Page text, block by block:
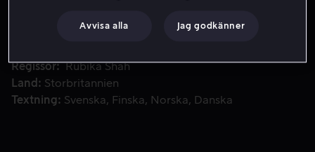
Topper Headon
Regissör
Rubika Shah
Land
Storbritannien
Textning
Svenska Finska Norska Danska
Avvisa alla Jag godkänner